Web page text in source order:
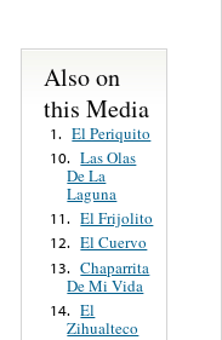
Also on
this Media
1. El Periquito
10. Las Olas
De La
Laguna
11. El Frijolito
12. El Cuervo
13. Chaparrita
De Mi Vida
14. El
Zihualteco